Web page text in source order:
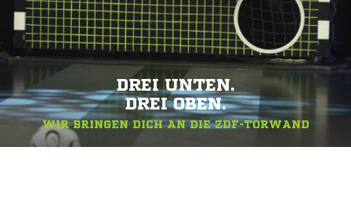
DREI UNTEN.
DREI OBEN.
WIR BRINGEN DICH AN DIE ZDF-TORWAND